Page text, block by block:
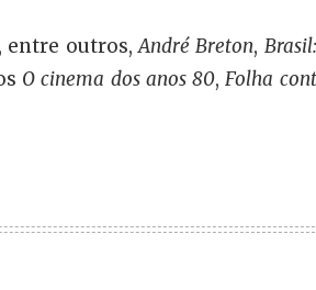
entre outros,André Breton,
O cinema dos anos 80,Folha